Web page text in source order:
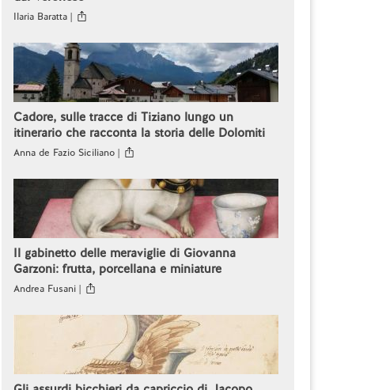
Ilaria Baratta |
Cadore, sulle tracce di Tiziano lungo un
itinerario che racconta la storia delle Dolomiti
Anna de Fazio Siciliano |
Il gabinetto delle meraviglie di Giovanna
Garzoni: frutta, porcellana e miniature
Andrea Fusani |